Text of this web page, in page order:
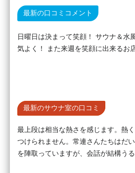
最新の口コミコメント
日曜日は決まって笑顔！ サウナ＆水
気よく！ また来週を笑顔に出来るお
最新のサウナ室の口コミ
最上段は相当な熱さを感じます。熱
つけられません。常連さんたちはだ
を陣取っていますが、会話が結構うる